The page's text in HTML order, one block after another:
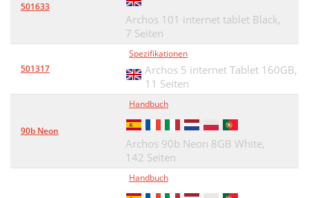
501633
Archos 101 internet tablet Black,
7 Seiten
501317
Spezifikationen
Archos 5 internet Tablet 160GB,
11 Seiten
90b Neon
Handbuch
Archos 90b Neon 8GB White,
142 Seiten
Handbuch